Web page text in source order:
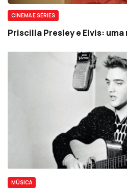
CINEMA E SÉRIES
Priscilla Presley e Elvis:
MÚSICA